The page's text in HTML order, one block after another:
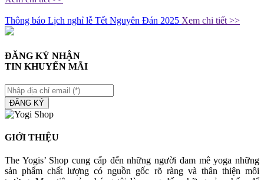
Thông báo Lịch nghỉ lễ Tết Nguyên Đán 2025 Xem chi tiết >>
ĐĂNG KÝ NHẬN
TIN KHUYẾN MÃI
ĐĂNG KÝ
GIỚI THIỆU
The Yogis’ Shop cung cấp đến những người đam mê yoga những
sản phẩm chất lượng có nguồn gốc rõ ràng và thân thiện môi